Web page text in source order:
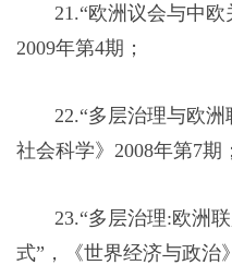
21.“欧洲议会与中欧
2009年第4期；
22.“多层治理与欧
社会科学》2008年第7期；
23.“多层治理:欧洲
式”，《世界经济与政治